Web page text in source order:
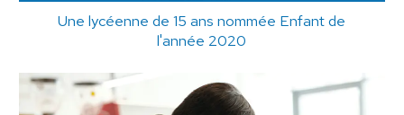
Une lycéenne de 15 ans nommée Enfant de
l'année 2020